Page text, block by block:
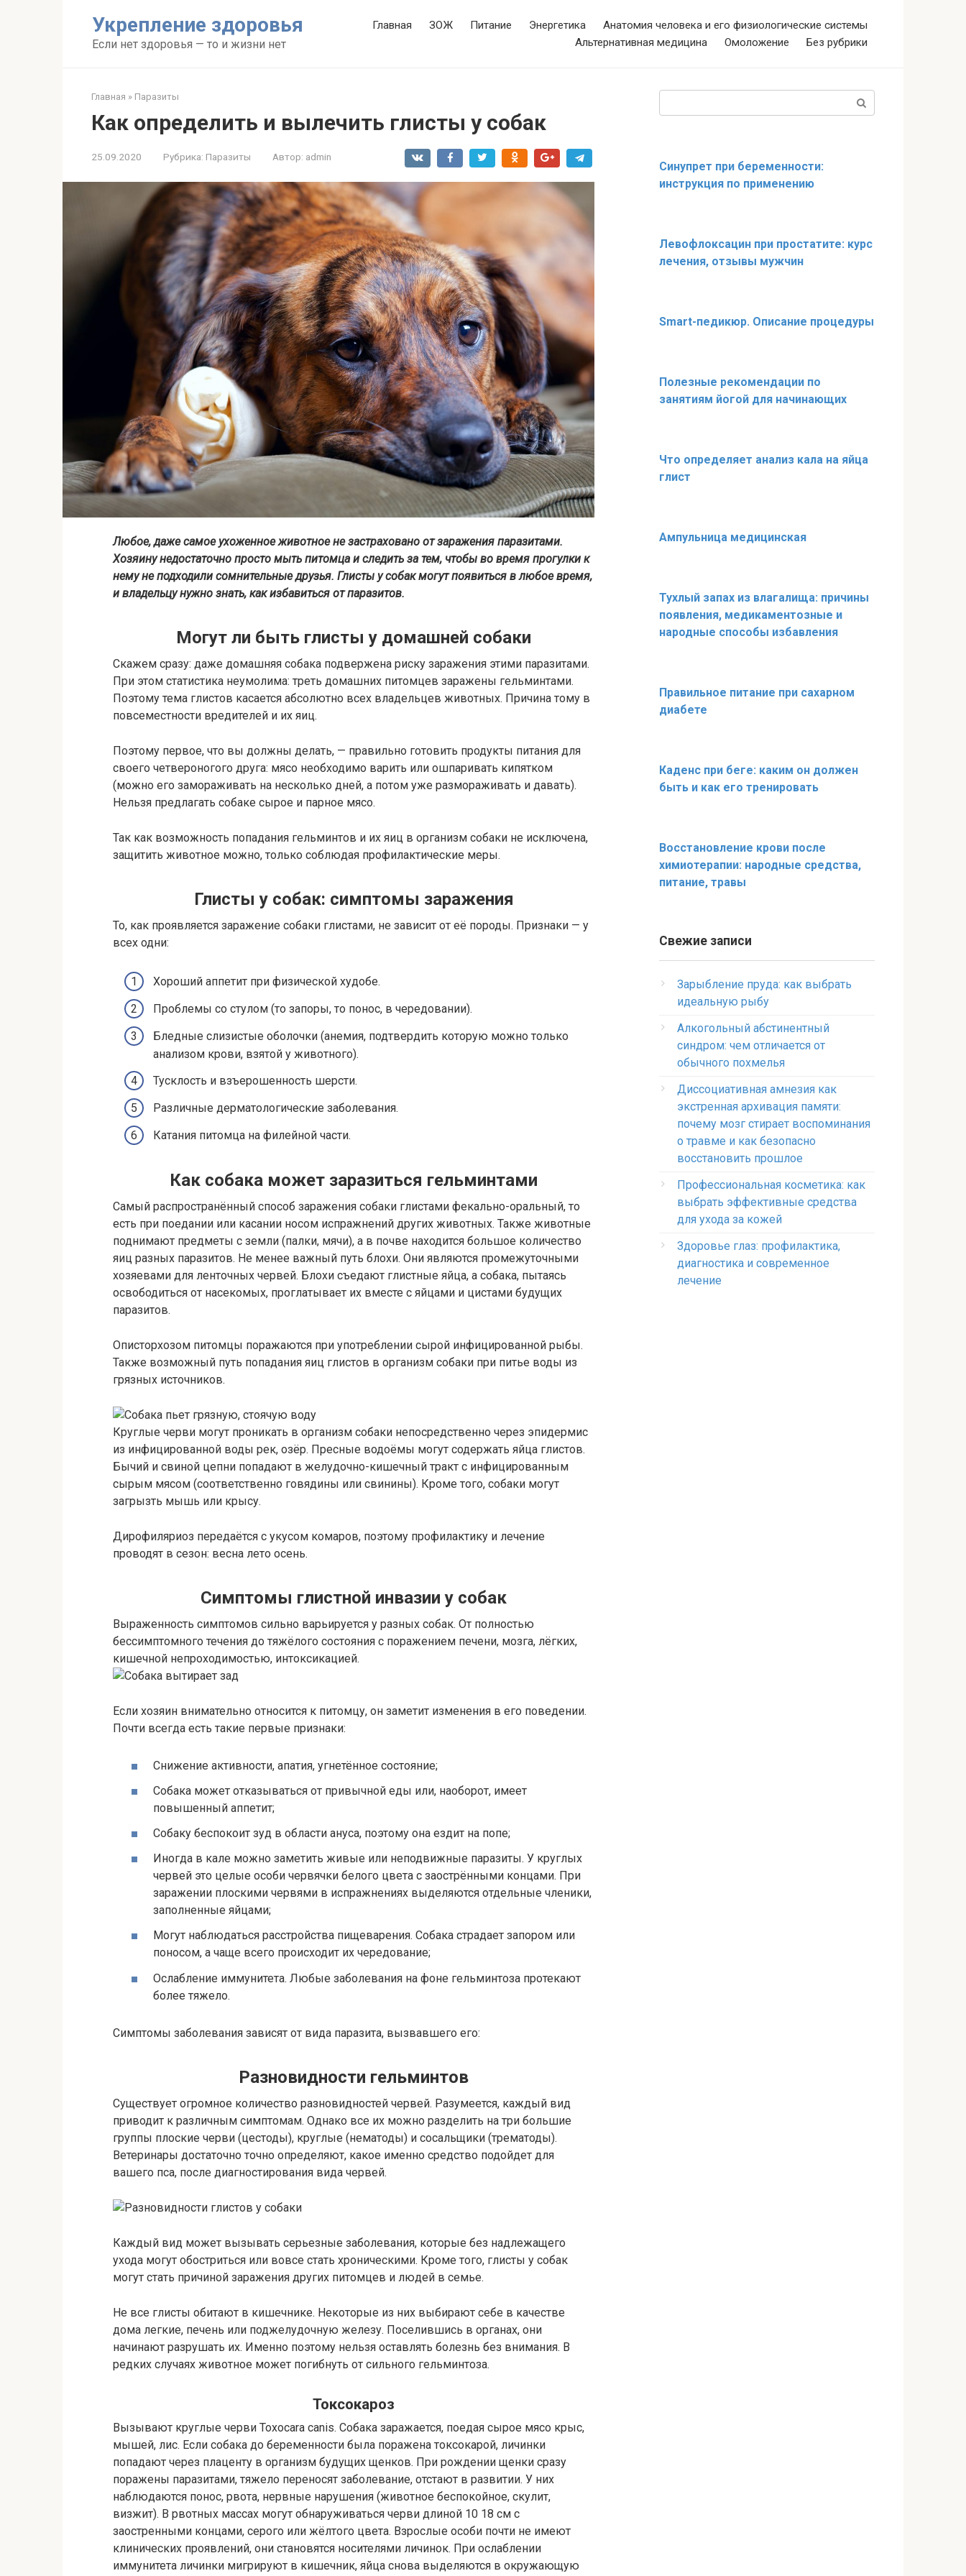
Укрепление здоровья
Если нет здоровья — то и жизни нет
Главная ЗОЖ Питание Энергетика
Анатомия человека и его физиологические системы
Альтернативная медицина
Омоложение Без рубрики
Главная » Паразиты
Как определить и вылечить глисты у собак
25.09.2020 Рубрика: Паразиты Автор: admin
Любое, даже самое ухоженное животное не застраховано от заражения паразитами.
Хозяину недостаточно просто мыть питомца и следить за тем, чтобы во время прогулки к
нему не подходили сомнительные друзья. Глисты у собак могут появиться в любое время,
и владельцу нужно знать, как избавиться от паразитов.
Могут ли быть глисты у домашней собаки
Скажем сразу: даже домашняя собака подвержена риску заражения этими паразитами.
При этом статистика неумолима: треть домашних питомцев заражены гельминтами.
Поэтому тема глистов касается абсолютно всех владельцев животных. Причина тому в
повсеместности вредителей и их яиц.
Поэтому первое, что вы должны делать, — правильно готовить продукты питания для
своего четвероногого друга: мясо необходимо варить или ошпаривать кипятком
(можно его замораживать на несколько дней, а потом уже размораживать и давать).
Нельзя предлагать собаке сырое и парное мясо.
Так как возможность попадания гельминтов и их яиц в организм собаки не исключена,
защитить животное можно, только соблюдая профилактические меры.
Глисты у собак: симптомы заражения
То, как проявляется заражение собаки глистами, не зависит от её породы. Признаки — у
всех одни:
Хороший аппетит при физической худобе.
Проблемы со стулом (то запоры, то понос, в чередовании).
Бледные слизистые оболочки (анемия, подтвердить которую можно только
анализом крови, взятой у животного).
Тусклость и взъерошенность шерсти.
Различные дерматологические заболевания.
Катания питомца на филейной части.
Как собака может заразиться гельминтами
Самый распространённый способ заражения собаки глистами фекально-оральный, то
есть при поедании или касании носом испражнений других животных. Также животные
поднимают предметы с земли (палки, мячи), а в почве находится большое количество
яиц разных паразитов. Не менее важный путь блохи. Они являются промежуточными
хозяевами для ленточных червей. Блохи съедают глистные яйца, а собака, пытаясь
освободиться от насекомых, проглатывает их вместе с яйцами и цистами будущих
паразитов.
Описторхозом питомцы поражаются при употреблении сырой инфицированной рыбы.
Также возможный путь попадания яиц глистов в организм собаки при питье воды из
грязных источников.
Круглые черви могут проникать в организм собаки непосредственно через эпидермис
из инфицированной воды рек, озёр. Пресные водоёмы могут содержать яйца глистов.
Бычий и свиной цепни попадают в желудочно-кишечный тракт с инфицированным
сырым мясом (соответственно говядины или свинины). Кроме того, собаки могут
загрызть мышь или крысу.
Дирофиляриоз передаётся с укусом комаров, поэтому профилактику и лечение
проводят в сезон: весна лето осень.
Симптомы глистной инвазии у собак
Выраженность симптомов сильно варьируется у разных собак. От полностью
бессимптомного течения до тяжёлого состояния с поражением печени, мозга, лёгких,
кишечной непроходимостью, интоксикацией.
Если хозяин внимательно относится к питомцу, он заметит изменения в его поведении.
Почти всегда есть такие первые признаки:
Снижение активности, апатия, угнетённое состояние;
Собака может отказываться от привычной еды или, наоборот, имеет
повышенный аппетит;
Собаку беспокоит зуд в области ануса, поэтому она ездит на попе;
Иногда в кале можно заметить живые или неподвижные паразиты. У круглых
червей это целые особи червячки белого цвета с заострёнными концами. При
заражении плоскими червями в испражнениях выделяются отдельные членики,
заполненные яйцами;
Могут наблюдаться расстройства пищеварения. Собака страдает запором или
поносом, а чаще всего происходит их чередование;
Ослабление иммунитета. Любые заболевания на фоне гельминтоза протекают
более тяжело.
Симптомы заболевания зависят от вида паразита, вызвавшего его:
Разновидности гельминтов
Существует огромное количество разновидностей червей. Разумеется, каждый вид
приводит к различным симптомам. Однако все их можно разделить на три большие
группы плоские черви (цестоды), круглые (нематоды) и сосальщики (трематоды).
Ветеринары достаточно точно определяют, какое именно средство подойдет для
вашего пса, после диагностирования вида червей.
Каждый вид может вызывать серьезные заболевания, которые без надлежащего
ухода могут обостриться или вовсе стать хроническими. Кроме того, глисты у собак
могут стать причиной заражения других питомцев и людей в семье.
Не все глисты обитают в кишечнике. Некоторые из них выбирают себе в качестве
дома легкие, печень или поджелудочную железу. Поселившись в органах, они
начинают разрушать их. Именно поэтому нельзя оставлять болезнь без внимания. В
редких случаях животное может погибнуть от сильного гельминтоза.
Токсокароз
Вызывают круглые черви Toxocara canis. Собака заражается, поедая сырое мясо крыс,
мышей, лис. Если собака до беременности была поражена токсокарой, личинки
попадают через плаценту в организм будущих щенков. При рождении щенки сразу
поражены паразитами, тяжело переносят заболевание, отстают в развитии. У них
наблюдаются понос, рвота, нервные нарушения (животное беспокойное, скулит,
визжит). В рвотных массах могут обнаруживаться черви длиной 10 18 см с
заостренными концами, серого или жёлтого цвета. Взрослые особи почти не имеют
клинических проявлений, они становятся носителями личинок. При ослаблении
иммунитета личинки мигрируют в кишечник, яйца снова выделяются в окружающую
Синупрет при беременности:
инструкция по применению
Левофлоксацин при простатите: курс
лечения, отзывы мужчин
Smart-педикюр. Описание процедуры
Полезные рекомендации по
занятиям йогой для начинающих
Что определяет анализ кала на яйца
глист
Ампульница медицинская
Тухлый запах из влагалища: причины
появления, медикаментозные и
народные способы избавления
Правильное питание при сахарном
диабете
Каденс при беге: каким он должен
быть и как его тренировать
Восстановление крови после
химиотерапии: народные средства,
питание, травы
Свежие записи
Зарыбление пруда: как выбрать
идеальную рыбу
Алкогольный абстинентный
синдром: чем отличается от
обычного похмелья
Диссоциативная амнезия как
экстренная архивация памяти:
почему мозг стирает воспоминания
о травме и как безопасно
восстановить прошлое
Профессиональная косметика: как
выбрать эффективные средства
для ухода за кожей
Здоровье глаз: профилактика,
диагностика и современное
лечение